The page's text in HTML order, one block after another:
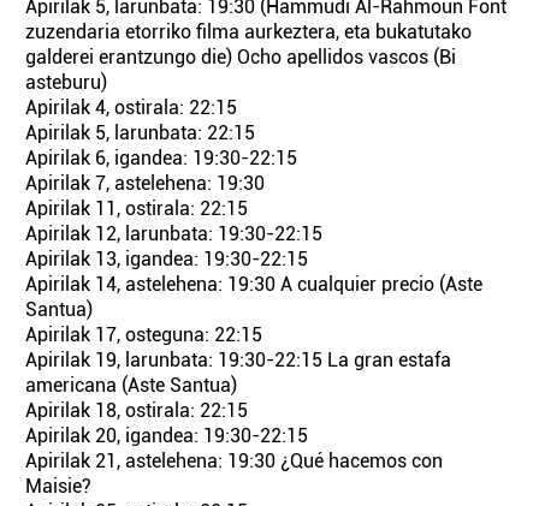
Apirilak 5, larunbata: 19:30 (Hammudi Al-Rahmoun Font
zuzendaria etorriko filma aurkeztera, eta bukatutako
galderei erantzungo die) Ocho apellidos vascos (Bi
asteburu)
Apirilak 4, ostirala: 22:15
Apirilak 5, larunbata: 22:15
Apirilak 6, igandea: 19:30-22:15
Apirilak 7, astelehena: 19:30
Apirilak 11, ostirala: 22:15
Apirilak 12, larunbata: 19:30-22:15
Apirilak 13, igandea: 19:30-22:15
Apirilak 14, astelehena: 19:30 A cualquier precio (Aste
Santua)
Apirilak 17, osteguna: 22:15
Apirilak 19, larunbata: 19:30-22:15 La gran estafa
americana (Aste Santua)
Apirilak 18, ostirala: 22:15
Apirilak 20, igandea: 19:30-22:15
Apirilak 21, astelehena: 19:30 ¿Qué hacemos con
Maisie?